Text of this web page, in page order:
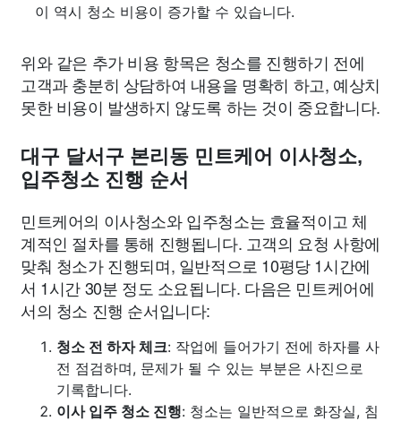
이 역시 청소 비용이 증가할 수 있습니다.
위와 같은 추가 비용 항목은 청소를 진행하기 전에
고객과 충분히 상담하여 내용을 명확히 하고, 예상치
못한 비용이 발생하지 않도록 하는 것이 중요합니다.
대구 달서구 본리동 민트케어 이사청소,
입주청소 진행 순서
민트케어의 이사청소와 입주청소는 효율적이고 체
계적인 절차를 통해 진행됩니다. 고객의 요청 사항에
맞춰 청소가 진행되며, 일반적으로 10평당 1시간에
서 1시간 30분 정도 소요됩니다. 다음은 민트케어에
서의 청소 진행 순서입니다:
청소 전 하자 체크: 작업에 들어가기 전에 하자를 사
전 점검하며, 문제가 될 수 있는 부분은 사진으로
기록합니다.
이사 입주 청소 진행: 청소는 일반적으로 화장실, 침